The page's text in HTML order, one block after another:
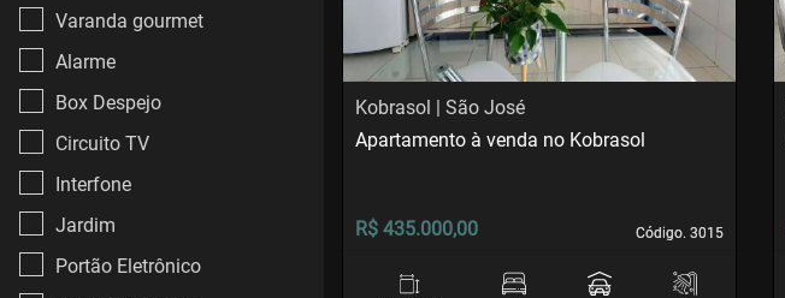
Varanda gourmet
Alarme
Box Despejo
Circuito TV
Interfone
Jardim
Portão Eletrônico
Kobrasol | São José
Código. 3015
Código. 3015
Apartamento à venda no Kobrasol
R$ 435.000,00